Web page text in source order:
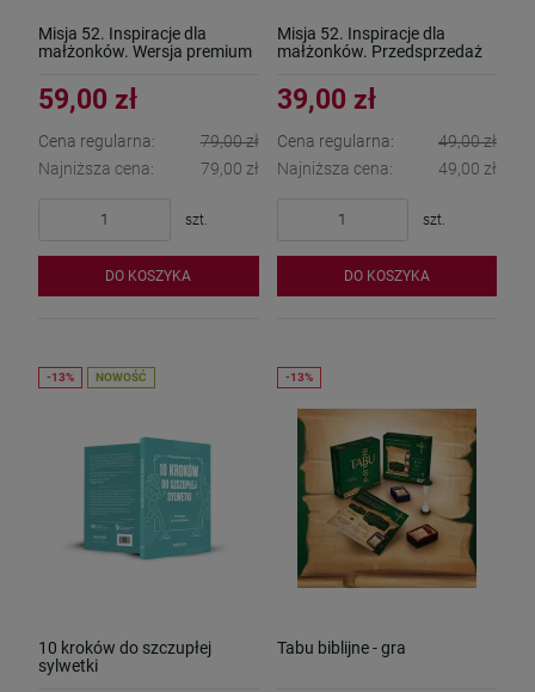
Misja 52. Inspiracje dla
małżonków. Wersja premium
59,00 zł
Cena regularna:
79,00 zł
Najniższa cena:
79,00 zł
szt.
DO KOSZYKA
Misja 52. Inspiracje dla
małżonków. Przedsprzedaż
39,00 zł
Cena regularna:
49,00 zł
Najniższa cena:
49,00 zł
szt.
DO KOSZYKA
10 kroków do szczupłej
sylwetki
NOWOŚĆ
Tabu biblijne - gra